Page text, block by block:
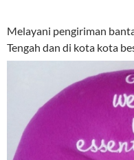
Melayani pengiriman
Tengah dan di kota kota